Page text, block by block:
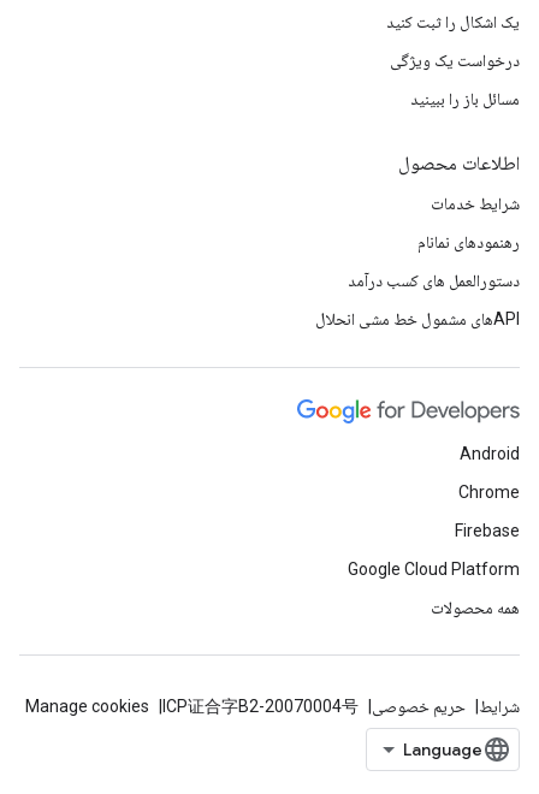
یک اشکال را ثبت کنید
درخواست یک ویژگی
مسائل باز را ببینید
اطلاعات محصول
شرایط خدمات
رهنمودهای نمانام
دستورالعمل های کسب درآمد
APIهای مشمول خط مشی انحلال
Android
Chrome
Firebase
Google Cloud Platform
همه محصولات
شرایط حریم خصوصی ICP证合字B2-20070004号
Manage cookies